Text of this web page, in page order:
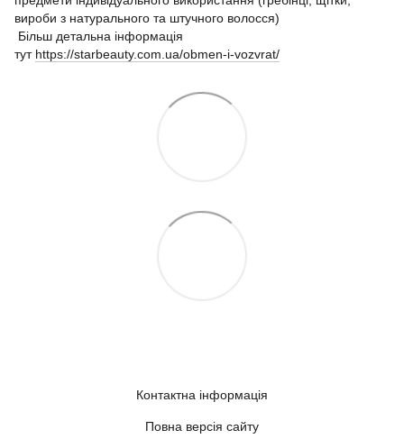
вироби з натурального та штучного волосся)
Більш детальна інформація
тут https://starbeauty.com.ua/obmen-i-vozvrat/
Контактна інформація
Повна версія сайту